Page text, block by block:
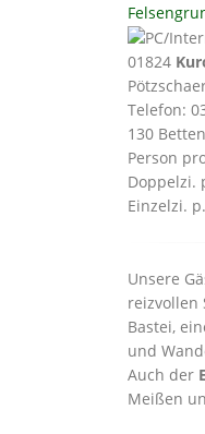
01824
Telefon:
130
Person
Doppelzi.
Einzelzi.
Unsere
reizvollen
Bastei,
und
Auch der
Meißen